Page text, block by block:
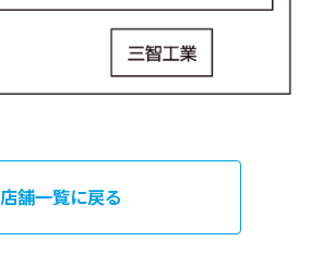
店舗一覧に戻る